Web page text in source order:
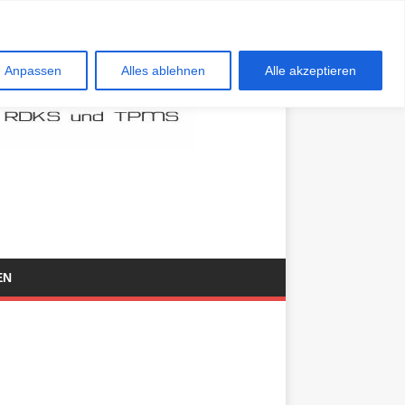
Anpassen Alles ablehnen Alle akzeptieren